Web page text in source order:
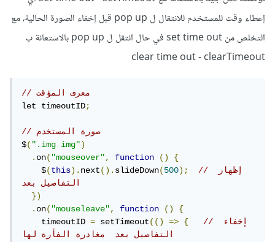
إعطاء وقت للمستخدم للانتقال ل pop up قبل إخفاء الصورة الحالية، مع
التخلص من set time out في حال انتقل ل pop up بالاستعانة ب
clear time out - clearTimeout
// معرف المؤقت
let timeoutID;
// صورة المستخدم
$(".img img")
.on("mouseover", function ()
{
    $
(this).next().slideDown(500);
// إظهار
})
.on("mouseleave", function ()
{
    timeoutID
= setTimeout(() => {
// إخفاء
التفاصيل بعد  مغادرة الفأرة لها